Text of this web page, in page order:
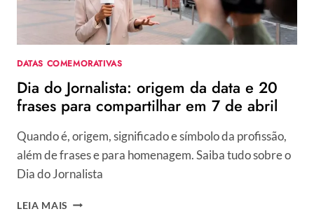
MENSAGENS
PARA
COMPARTILHAR
DATA
DATAS COMEMORATIVAS
Dia do Jornalista: origem da data e 20
frases para compartilhar em 7 de abril
Quando é, origem, significado e símbolo da profissão,
além de frases e para homenagem. Saiba tudo sobre o
Dia do Jornalista
LEIA MAIS DIA